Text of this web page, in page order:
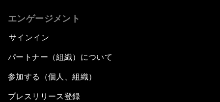
エンゲージメント
サインイン
パートナー（組織）について
参加する（個人、組織）
プレスリリース登録